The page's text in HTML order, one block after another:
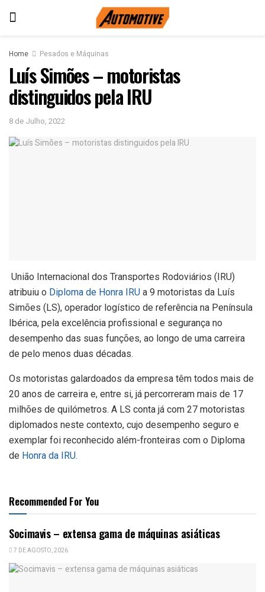
Home Pesados e Máquinas
Luís Simões – motoristas
distinguidos pela IRU
8 de Julho, 2022
União Internacional dos Transportes Rodoviários (IRU)
atribuiu o Diploma de Honra IRU a 9 motoristas da Luís
Simões (LS), operador logístico de referência na Península
Ibérica, pela excelência profissional e segurança no
desempenho das suas funções, ao longo de uma carreira
de pelo menos duas décadas.
Os motoristas galardoados da empresa têm todos mais de
20 anos de carreira e, entre si, já percorreram mais de 17
milhões de quilómetros. A LS conta já com 27 motoristas
diplomados neste contexto, cujo desempenho seguro e
exemplar foi reconhecido além-fronteiras com o Diploma
de Honra da IRU.
Recommended For You
Socimavis – extensa gama de máquinas asiáticas
7 DE AGOSTO, 2026